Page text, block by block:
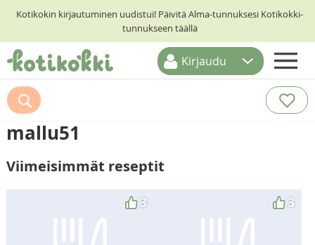
Kotikokin kirjautuminen uudistui! Päivitä Alma-tunnuksesi Kotikokki-
tunnukseen täällä
ETUSIVU
RESEPTIHAKU
RUOKATEEMAT
KESKUSTELUT
Kirjaudu
mallu51
Viimeisimmät reseptit
3 3